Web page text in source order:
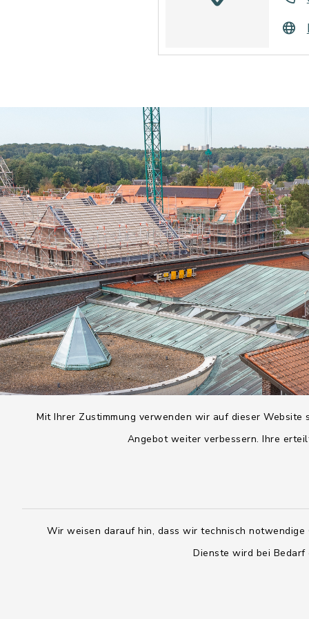
Mit Ihrer Zustimmung verwenden wir auf dieser
Angebot weiter verbessern. Ihre
Wir weisen darauf hin, dass wir technisch
Dienste wird bei